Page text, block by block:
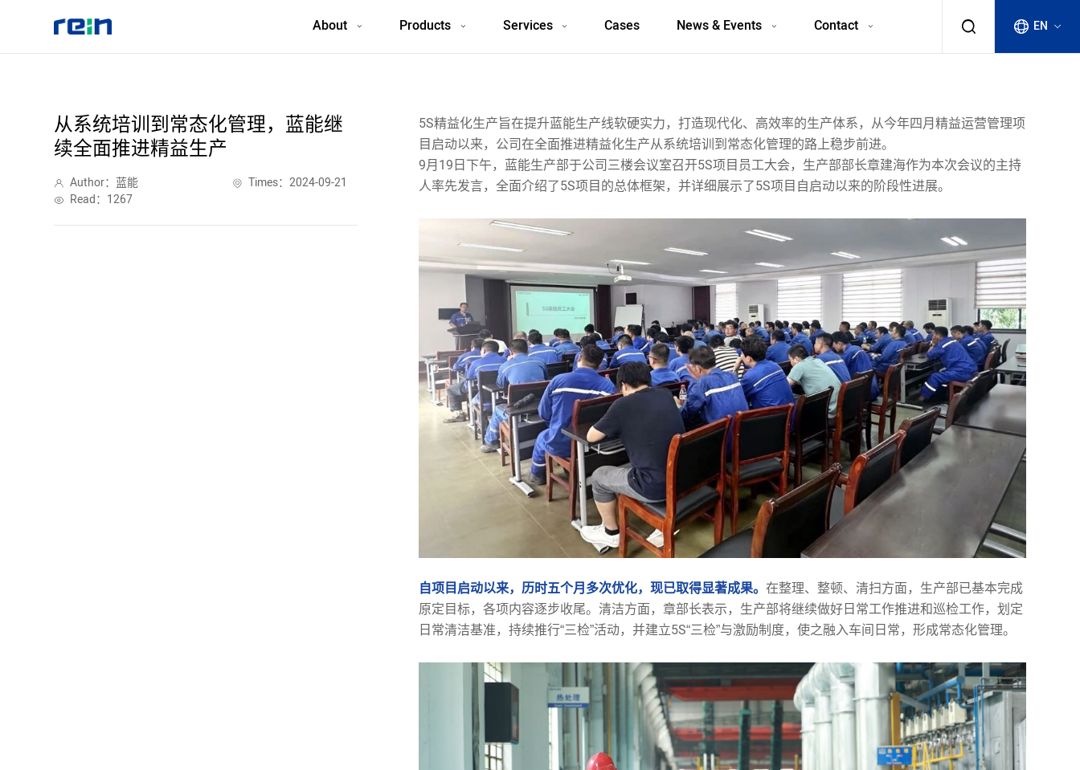
About Products Services Cases News & Events Contact
Products
Services
EN
从系统培训到常态化管理，蓝能继
续全面推进精益生产
Author：蓝能
Times：2024-09-21
Read：1267
5S精益化生产旨在提升蓝能生产线软硬实力，打造现代化、高效率的生产体系，从今年四月精益运营管理项
目启动以来，公司在全面推进精益化生产从系统培训到常态化管理的路上稳步前进。
9月19日下午，蓝能生产部于公司三楼会议室召开5S项目员工大会，生产部部长章建海作为本次会议的主持
人率先发言，全面介绍了5S项目的总体框架，并详细展示了5S项目自启动以来的阶段性进展。
自项目启动以来，历时五个月多次优化，现已取得显著成果。 在整理、整顿、清扫方面，生产部已基本完成
原定目标，各项内容逐步收尾。清洁方面，章部长表示，生产部将继续做好日常工作推进和巡检工作，划定
日常清洁基准，持续推行“三检”活动，并建立5S“三检”与激励制度，使之融入车间日常，形成常态化管理。